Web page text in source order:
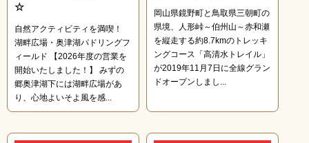
☆
自然アクティビティを満喫！
湖畔広場・奥津湖パドリングフ
ィールド 【2026年度の営業を
開始いたしました！】 みずの
郷奥津湖下には湖畔広場があ
り、心地よいそよ風を感...
岡山県鏡野町と鳥取県三朝町の
県境、人形峠～伯州山～赤和瀬
を縦走する約8.7kmのトレッキ
ングコース「高清水トレイル」
が2019年11月7日に全線グラン
ドオープンしまし...